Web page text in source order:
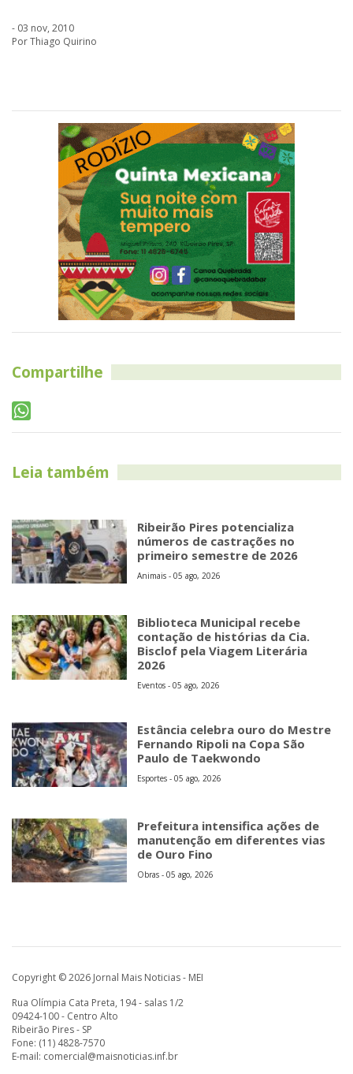
- 03 nov, 2010
Por Thiago Quirino
Compartilhe
Leia também
Ribeirão Pires potencializa
números de castrações no
primeiro semestre de 2026
Animais - 05 ago, 2026
Biblioteca Municipal recebe
contação de histórias da Cia.
Bisclof pela Viagem Literária
2026
Eventos - 05 ago, 2026
Estância celebra ouro do Mestre
Fernando Ripoli na Copa São
Paulo de Taekwondo
Esportes - 05 ago, 2026
Prefeitura intensifica ações de
manutenção em diferentes vias
de Ouro Fino
Obras - 05 ago, 2026
Copyright © 2026 Jornal Mais Noticias - MEI
Rua Olímpia Cata Preta, 194 - salas 1/2
09424-100 - Centro Alto
Ribeirão Pires - SP
Fone: (11) 4828-7570
E-mail: comercial@maisnoticias.inf.br